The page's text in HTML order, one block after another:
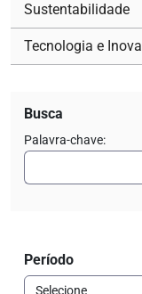
Sustentabilidade
Tecnologia e
Busca
Palavra-chave:
Período